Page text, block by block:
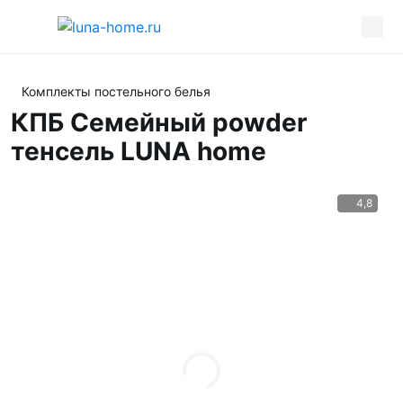
Комплекты постельного белья
КПБ Семейный powder
тенсель LUNA home
4,8